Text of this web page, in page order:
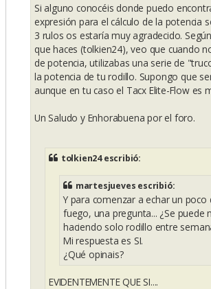
Si alguno conocéis donde puedo
expresión para el cálculo de la potencia
3 rulos os estaría muy agradecido.
que haces (tolkien24), veo que cuando
de potencia, utilizabas una serie de
la potencia de tu rodillo. Supongo que
aunque en tu caso el Tacx Elite-Flow es
Un Saludo y Enhorabuena por el foro.
tolkien24 escribió:
martesjueves escribió:
Y para comenzar a echar un poco
fuego, una pregunta... ¿Se puede
haciendo solo rodillo entre
Mi respuesta es SI.
¿Qué opinais?
EVIDENTEMENTE QUE SI....